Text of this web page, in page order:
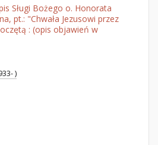
Sługi Bożego o. Honorata
pt.: "Chwała Jezusowi przez
: (opis objawień w
)